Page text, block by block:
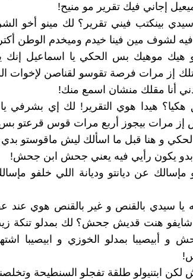
إجاني فيك تقرير مو منيح!
سيدي بينكتب فيني تقرير؟ لك مينو أخو
لشوف مين فينا خيدم وميخدم الوطن
هيك موهيك بس الحكي يا اسماعيل إنك
إز مرات فرصة تقوسو لقناصن
أنا مقلك منشان اسمع منك!
هكيا؟ هيدا هوي التقرير! لك إي بشرفي
مرات بيجوز أربع مرات قوس قرعتو بس
و هنا قبل ما اسألك ليش ماقوستو
بدو يكون رأيي فيه يعني جحش ابن جحش!
مإسالك عن ديانتو وديانة اللي خلفو
يا سيدي بالقنص و غير بالقنص هوي
هنت قديش جحش؟ لك بمدلو تنكة
و أبيصيبا بمدلو الخوزي و ابيصيبا
لكن ابتنيولو طلقة تفجلو السنطيحة